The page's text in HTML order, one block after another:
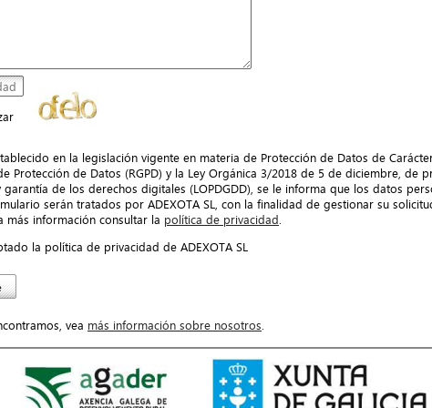
en la legislación vigente en materia de Protección de Datos de
Protección de Datos (RGPD) y la Ley Orgánica 3/2018 de 5 de diciembre, de
de los derechos digitales (LOPDGDD), se le informa que los datos
serán tratados por ADEXOTA SL, con la finalidad de gestionar su
más información consultar la política de privacidad
la política de privacidad de ADEXOTA SL
vea más información sobre nosotros